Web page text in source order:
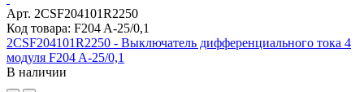
Арт. 2CSF204101R2250
Код товара: F204 A-25/0,1
2CSF204101R2250 - Выключатель дифференциального тока 4
модуля F204 A-25/0,1
В наличии